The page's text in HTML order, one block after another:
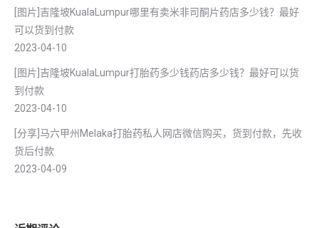
[图片]吉隆坡KualaLumpur哪里有卖米非司酮片药店多少钱？最好
可以货到付款
2023-04-10
[图片]吉隆坡KualaLumpur打胎药多少钱药店多少钱？最好可以货
到付款
2023-04-10
[分享]马六甲州Melaka打胎药私人网店微信购买，货到付款，先收
货后付款
2023-04-09